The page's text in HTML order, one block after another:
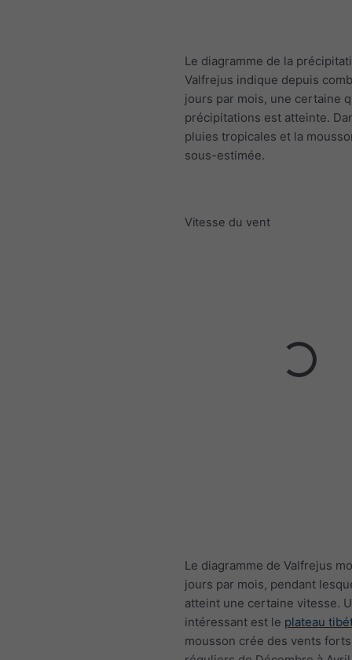
Le diagramme de la
Valfrejus indique depuis
jours par mois, une certaine
précipitations est atteinte.
pluies tropicales et la
sous-estimée.
Vitesse du vent
Le diagramme de Valfrejus
jours par mois, pendant
atteint une certaine vitesse.
intéressant est le plateau
mousson crée des vents